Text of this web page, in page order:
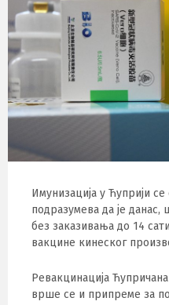
Имунизација у Ћуприји
подразумева да је
без заказивања до 14
вакцине кинеског
Ревакцинација
врше се и припреме за